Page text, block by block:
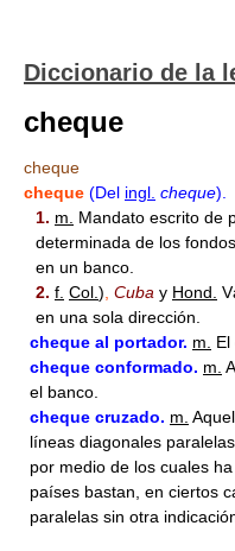
Diccionario de la
cheque
cheque
cheque (Del ingl. cheque).
1. m.
Mandato escrito de
determinada de los
en un banco.
2. f. Col. ) Cuba y Hond.
en una sola dirección.
cheque al portador. m.
El
cheque conformado. m.
el banco.
cheque cruzado. m.
líneas diagonales
por medio de los cuales
países bastan, en ciertos
paralelas sin otra